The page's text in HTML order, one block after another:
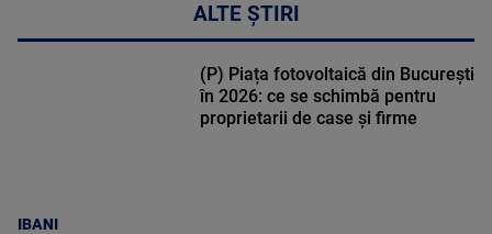
ALTE ȘTIRI
IBANI
(P) Piața fotovoltaică din București
în 2026: ce se schimbă pentru
proprietarii de case și firme